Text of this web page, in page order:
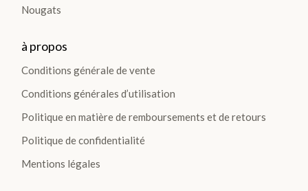
Nougats
à propos
Conditions générale de vente
Conditions générales d’utilisation
Politique en matière de remboursements et de retours
Politique de confidentialité
Mentions légales